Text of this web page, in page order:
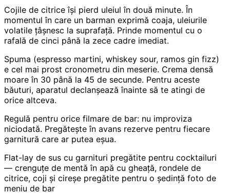
Cojile de citrice își pierd uleiul în două minute. În
momentul în care un barman exprimă coaja, uleiurile
volatile țâșnesc la suprafață. Prinde momentul cu o
rafală de cinci până la zece cadre imediat.
Spuma (espresso martini, whiskey sour, ramos gin fizz)
e cel mai prost cronometru din meserie. Crema densă
moare în 30 până la 45 de secunde. Pentru aceste
băuturi, aparatul declanșează înainte să te atingi de
orice altceva.
Regulă pentru orice filmare de bar: nu improviza
niciodată. Pregătește în avans rezerve pentru fiecare
garnitură care ar putea eșua.
Flat-lay de sus cu garnituri pregătite pentru cocktailuri
— crenguțe de mentă în apă cu gheață, rondele de
citrice, coji și cireșe pregătite pentru o ședință foto de
meniu de bar